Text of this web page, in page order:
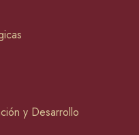
y Desarrollo